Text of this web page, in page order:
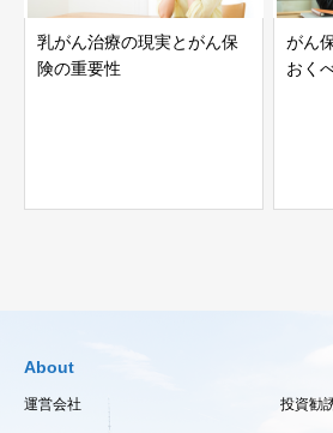
乳がん治療の現実とがん保
険の重要性
がん
おく
About
運営会社 投資勧